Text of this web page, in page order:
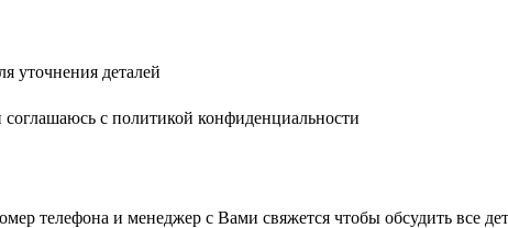
уточнения деталей
соглашаюсь с политикой конфиденциальности
телефона и менеджер с Вами свяжется чтобы обсудить все